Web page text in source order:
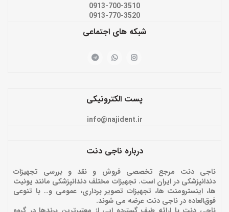
0913-700-3510
0913-770-3520
شبکه های اجتماعی
پست الکترونیکی
info@najident.ir
درباره ناجی دنت
ناجی دنت مرجع تخصصی فروش و نقد و بررسی تجهیزات
دندانپزشکی در ایران است. تجهیزات مختلف دندانپزشکی مانند یونیت
ها، اینسترومنت ها، تجهیزات تصویر برداری، عمومی و… با تنوعی
فوق‌العاده در ناجی دنت عرضه می شوند.